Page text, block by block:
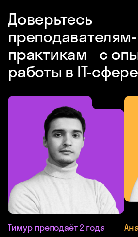
Доверьтесь
преподавателям-
практикам с
работы в IT-сфере
Тимур преподаёт 2 года